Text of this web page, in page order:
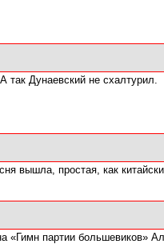
Дунаевский не схалтурил.
вышла, простая, как
«Гимн партии большевиков»